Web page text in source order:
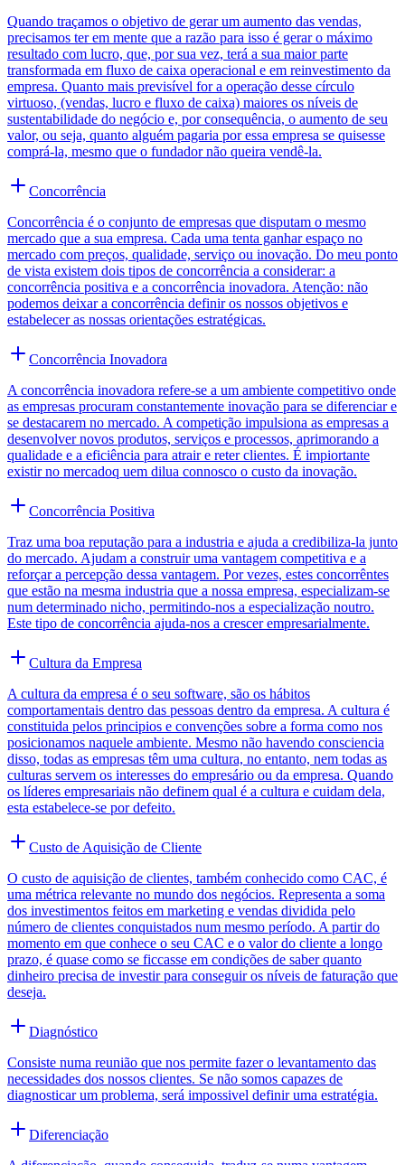
Quando traçamos o objetivo de gerar um aumento das vendas,
precisamos ter em mente que a razão para isso é gerar o máximo
resultado com lucro, que, por sua vez, terá a sua maior parte
transformada em fluxo de caixa operacional e em reinvestimento da
empresa. Quanto mais previsível for a operação desse círculo
virtuoso, (vendas, lucro e fluxo de caixa) maiores os níveis de
sustentabilidade do negócio e, por consequência, o aumento de seu
valor, ou seja, quanto alguém pagaria por essa empresa se quisesse
comprá-la, mesmo que o fundador não queira vendê-la.
Concorrência
Concorrência é o conjunto de empresas que disputam o mesmo
mercado que a sua empresa. Cada uma tenta ganhar espaço no
mercado com preços, qualidade, serviço ou inovação. Do meu ponto
de vista existem dois tipos de concorrência a considerar: a
concorrência positiva e a concorrência inovadora. Atenção: não
podemos deixar a concorrência definir os nossos objetivos e
estabelecer as nossas orientações estratégicas.
Concorrência Inovadora
A concorrência inovadora refere-se a um ambiente competitivo onde
as empresas procuram constantemente inovação para se diferenciar e
se destacarem no mercado. A competição impulsiona as empresas a
desenvolver novos produtos, serviços e processos, aprimorando a
qualidade e a eficiência para atrair e reter clientes. É impiortante
existir no mercadoq uem dilua connosco o custo da inovação.
Concorrência Positiva
Traz uma boa reputação para a industria e ajuda a credibiliza-la junto
do mercado. Ajudam a construir uma vantagem competitiva e a
reforçar a percepção dessa vantagem. Por vezes, estes concorrêntes
que estão na mesma industria que a nossa empresa, especializam-se
num determinado nicho, permitindo-nos a especialização noutro.
Este tipo de concorrência ajuda-nos a crescer empresarialmente.
Cultura da Empresa
A cultura da empresa é o seu software, são os hábitos
comportamentais dentro das pessoas dentro da empresa. A cultura é
constituida pelos principios e convenções sobre a forma como nos
posicionamos naquele ambiente. Mesmo não havendo consciencia
disso, todas as empresas têm uma cultura, no entanto, nem todas as
culturas servem os interesses do empresário ou da empresa. Quando
os líderes empresariais não definem qual é a cultura e cuidam dela,
esta estabelece-se por defeito.
Custo de Aquisição de Cliente
O custo de aquisição de clientes, também conhecido como CAC, é
uma métrica relevante no mundo dos negócios. Representa a soma
dos investimentos feitos em marketing e vendas dividida pelo
número de clientes conquistados num mesmo período. A partir do
momento em que conhece o seu CAC e o valor do cliente a longo
prazo, é quase como se ficcasse em condições de saber quanto
dinheiro precisa de investir para conseguir os níveis de faturação que
deseja.
Diagnóstico
Consiste numa reunião que nos permite fazer o levantamento das
necessidades dos nossos clientes. Se não somos capazes de
diagnosticar um problema, será impossivel definir uma estratégia.
Diferenciação